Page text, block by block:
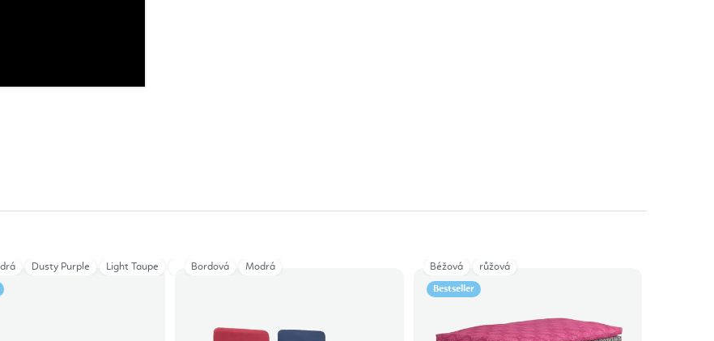
Tmavě modrá Zelená
Dusty Purple Light Taupe Anthracite
Bordová Modrá
Bestseller
Béžová růžová